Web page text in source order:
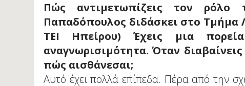
Πώς αντιμετωπίζεις τον
Παπαδόπουλος διδάσκει στο Τμήμα
ΤΕΙ Ηπείρου) Έχεις μια
αναγνωρισιμότητα. Όταν
πώς αισθάνεσαι;
Αυτό έχει πολλά επίπεδα. Πέρα από την